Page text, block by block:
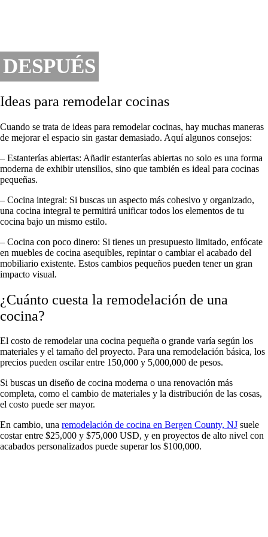
DESPUÉS
Ideas para remodelar cocinas
Cuando se trata de ideas para remodelar cocinas, hay muchas maneras
de mejorar el espacio sin gastar demasiado. Aquí algunos consejos:
– Estanterías abiertas: Añadir estanterías abiertas no solo es una forma
moderna de exhibir utensilios, sino que también es ideal para cocinas
pequeñas.
– Cocina integral: Si buscas un aspecto más cohesivo y organizado,
una cocina integral te permitirá unificar todos los elementos de tu
cocina bajo un mismo estilo.
– Cocina con poco dinero: Si tienes un presupuesto limitado, enfócate
en muebles de cocina asequibles, repintar o cambiar el acabado del
mobiliario existente. Estos cambios pequeños pueden tener un gran
impacto visual.
¿Cuánto cuesta la remodelación de una
cocina?
El costo de remodelar una cocina pequeña o grande varía según los
materiales y el tamaño del proyecto. Para una remodelación básica, los
precios pueden oscilar entre 150,000 y 5,000,000 de pesos.
Si buscas un diseño de cocina moderna o una renovación más
completa, como el cambio de materiales y la distribución de las cosas,
el costo puede ser mayor.
En cambio, una remodelación de cocina en Bergen County, NJ suele
costar entre $25,000 y $75,000 USD, y en proyectos de alto nivel con
acabados personalizados puede superar los $100,000.